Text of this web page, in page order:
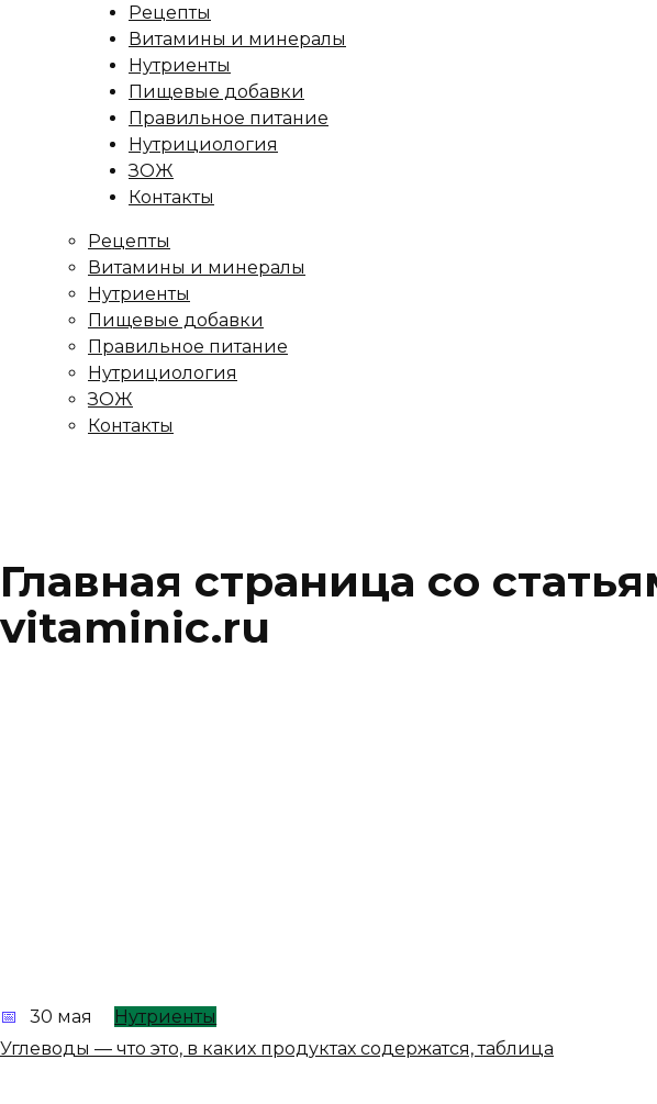
Рецепты
Витамины и минералы
Нутриенты
Пищевые добавки
Правильное питание
Нутрициология
ЗОЖ
Контакты
Рецепты
Витамины и минералы
Нутриенты
Пищевые добавки
Правильное питание
Нутрициология
ЗОЖ
Контакты
Главная страница со
vitaminic.ru
30 мая
Нутриенты
Углеводы — что это, в каких продуктах содержатся, таблица